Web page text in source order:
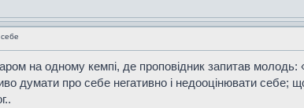
на одному кемпі, де проповідник запитав
думати про себе негативно і недооцінювати себе;